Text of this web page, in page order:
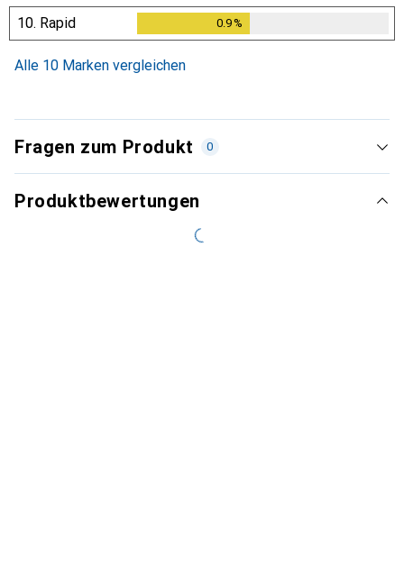
10. Rapid 0.9%
Alle 10 Marken vergleichen
Fragen zum Produkt 0
Produktbewertungen